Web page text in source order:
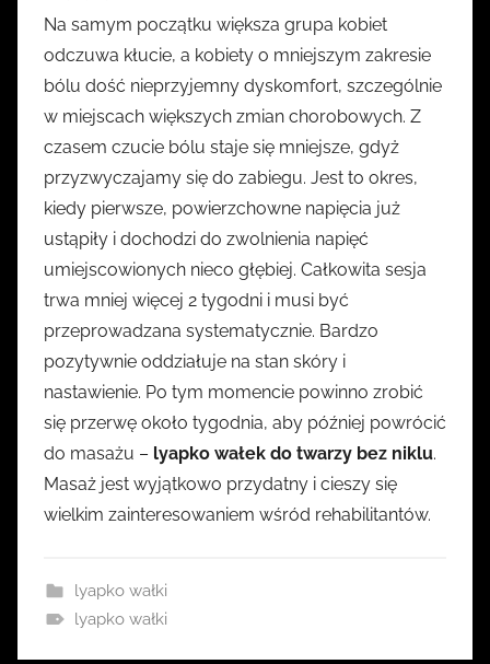
Na samym początku większa grupa kobiet
odczuwa kłucie, a kobiety o mniejszym zakresie
bólu dość nieprzyjemny dyskomfort, szczególnie
w miejscach większych zmian chorobowych. Z
czasem czucie bólu staje się mniejsze, gdyż
przyzwyczajamy się do zabiegu. Jest to okres,
kiedy pierwsze, powierzchowne napięcia już
ustąpiły i dochodzi do zwolnienia napięć
umiejscowionych nieco głębiej. Całkowita sesja
trwa mniej więcej 2 tygodni i musi być
przeprowadzana systematycznie. Bardzo
pozytywnie oddziałuje na stan skóry i
nastawienie. Po tym momencie powinno zrobić
się przerwę około tygodnia, aby później powrócić
do masażu – lyapko wałek do twarzy bez niklu.
Masaż jest wyjątkowo przydatny i cieszy się
wielkim zainteresowaniem wśród rehabilitantów.
lyapko wałki
lyapko wałki